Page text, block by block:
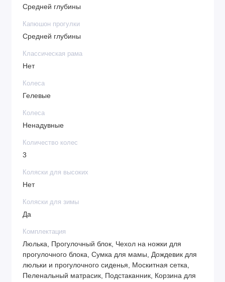
Съемный держатель для бутылочек.
Средней глубины
Капюшон прогулки
Средней глубины
Классическая рама
Нет
Колеса
Гелевые
Колеса
Ненадувные
Количество колес
3
Коляски для высоких
Нет
Коляски для зимы
Да
Комплектация
Люлька, Прогулочный блок, Чехол на ножки для
прогулочного блока, Сумка для мамы, Дождевик для
люльки и прогулочного сиденья, Москитная сетка,
Пеленальный матрасик, Подстаканник, Корзина для